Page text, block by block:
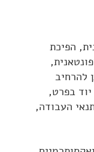
הפיכת
להרחיב
בפרט,
העבודה,